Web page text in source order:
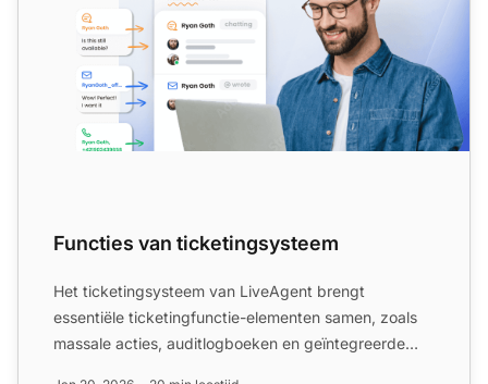
Functies van ticketingsysteem
Het ticketingsysteem van LiveAgent brengt
essentiële ticketingfunctie-elementen samen, zoals
massale acties, auditlogboeken en geïntegreerde